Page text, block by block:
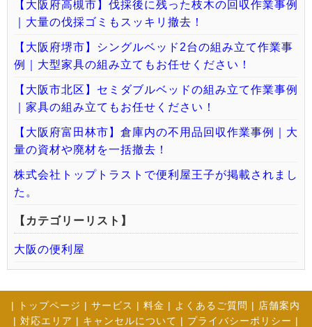
【大阪府高槻市】伐採後に残った枝木の回収作業事例
｜大量の伐採ゴミもスッキリ撤去！
【大阪府堺市】シングルベッド2台の組み立て作業事
例｜大型家具の組み立てもお任せください！
【大阪市北区】セミダブルベッドの組み立て作業事例
｜家具の組み立てもお任せください！
【大阪府富田林市】倉庫内の不用品回収作業事例｜大
量の資材や廃材を一括撤去！
株式会社トップトラストで便利屋王子が掲載されまし
た。
【カテゴリーリスト】
大阪の便利屋
| トップページ | サービス | 料金 | よくあるご質問 | 店舗案内
| 対応エリア | キャンセルについて | プライバシーポリシー |